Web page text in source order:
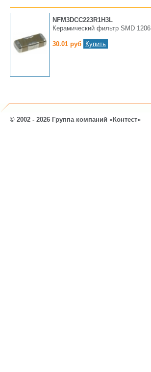
NFM3DCC223R1H3L
Керамический фильтр SMD 1206
30.01 руб Купить
© 2002 - 2026 Группа компаний «Контест»